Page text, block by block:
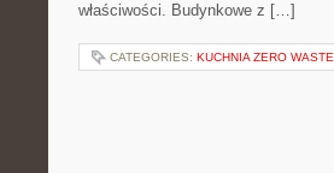
właściwości. Budynkowe z […]
CATEGORIES: KUCHNIA ZERO WASTE